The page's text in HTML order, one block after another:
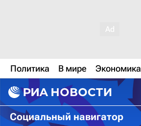
Политика В мире Экономика
Социальный навигатор